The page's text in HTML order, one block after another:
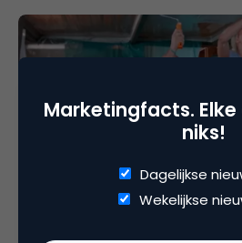
Marketingfacts. Elke
niks!
Dagelijkse
Wekelijkse